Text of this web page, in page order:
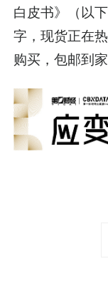
白皮书》（以
字，现货正在
购买，包邮到家